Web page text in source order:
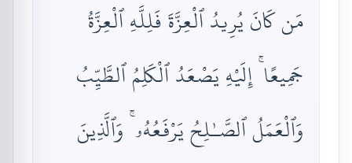
مَن كَانَ يُرِيدُ ٱلْعِزَّةَ فَلِلَّهِ ٱلْعِزَّةُ
جَمِيعًا ۚ إِلَيْهِ يَصْعَدُ ٱلْكَلِمُ ٱلطَّيِّبُ
وَٱلْعَمَلُ ٱلصَّـٰلِحُ يَرْفَعُهُۥ ۚ وَٱلَّذِينَ